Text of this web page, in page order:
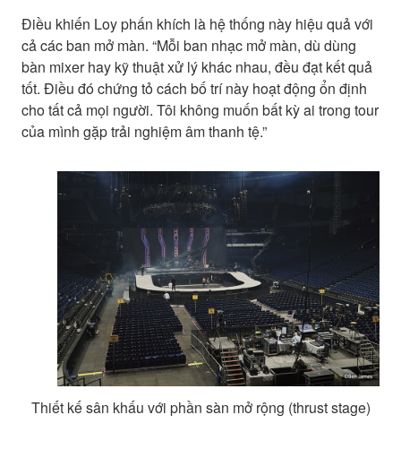
Điều khiến Loy phấn khích là hệ thống này hiệu quả với
cả các ban mở màn. “Mỗi ban nhạc mở màn, dù dùng
bàn mixer hay kỹ thuật xử lý khác nhau, đều đạt kết quả
tốt. Điều đó chứng tỏ cách bố trí này hoạt động ổn định
cho tất cả mọi người. Tôi không muốn bất kỳ ai trong tour
của mình gặp trải nghiệm âm thanh tệ.”
Thiết kế sân khấu với phần sàn mở rộng (thrust stage)